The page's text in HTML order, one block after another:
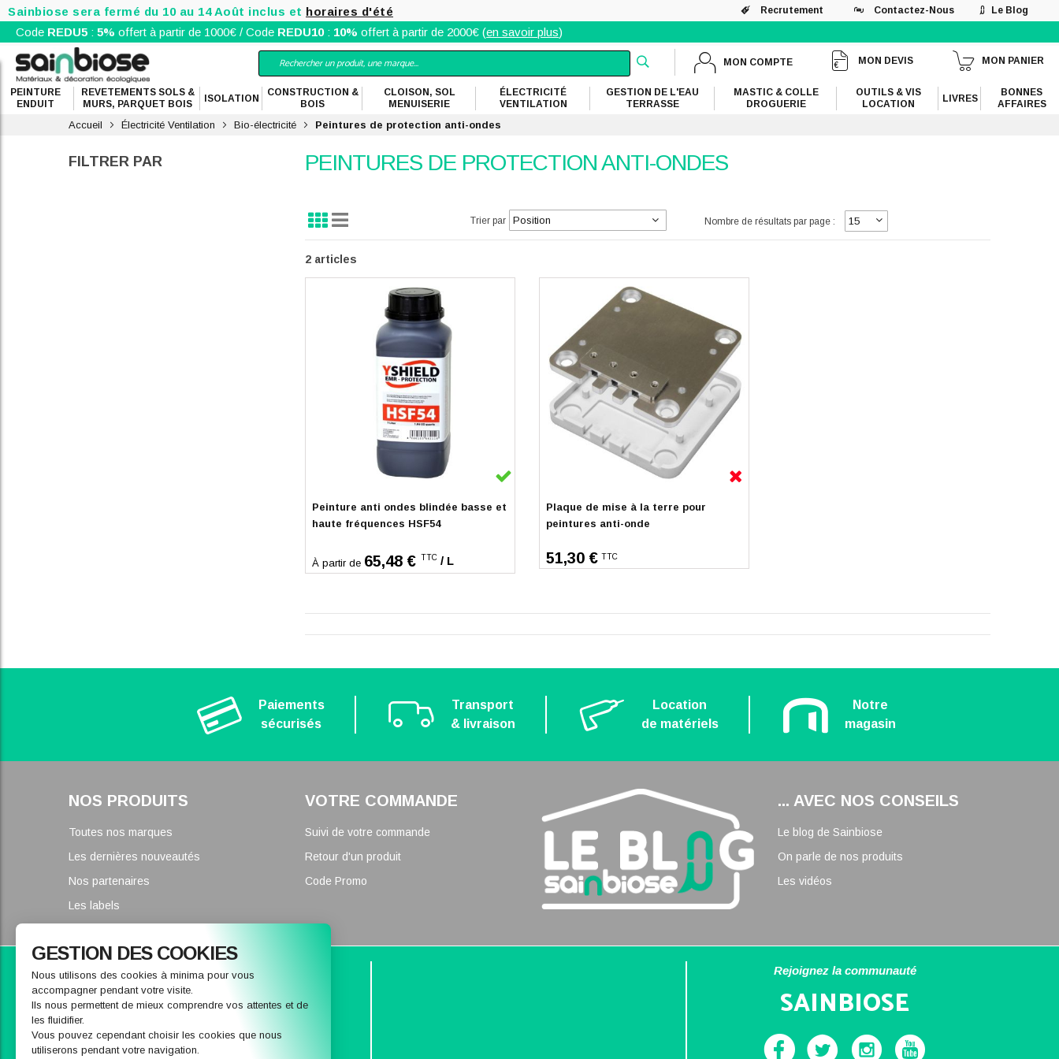
Sainbiose sera fermé du 10 au 14 Août inclus et horaires d'été Recrutement Contactez-Nous Le Blog
Code REDU5 :5% offert à partir de 1000€ / Code REDU10: 10% offert à partir de 2000€ (en savoir plus)
MON COMPTE MON DEVIS MON PANIER
PEINTURE
ENDUIT
REVETEMENTS SOLS &
MURS, PARQUET BOIS
ISOLATION
CONSTRUCTION &
BOIS
CLOISON, SOL
MENUISERIE
ÉLECTRICITÉ
VENTILATION
GESTION DE L'EAU
TERRASSE
MASTIC & COLLE
DROGUERIE
OUTILS & VIS
LOCATION
LIVRES
BONNES
AFFAIRES
Accueil Électricité Ventilation Bio-électricité Peintures de protection anti-ondes
PEINTURES DE PROTECTION ANTI-ONDES
Afficher
en
GrilleListe
Trier par Nombre de résultats par page :
2 articles
Peinture anti ondes blindée basse et
haute fréquences HSF54
À partir de 65,48 € TTC / L
Plaque de mise à la terre pour
peintures anti-onde
51,30 € TTC
FILTRER PAR
Paiements
sécurisés
Transport
& livraison
Location
de matériels
Notre
magasin
NOS PRODUITS
Toutes nos marques
Les dernières nouveautés
Nos partenaires
Les labels
VOTRE COMMANDE
Suivi de votre commande
Retour d'un produit
Code Promo
... AVEC NOS CONSEILS
Le blog de Sainbiose
On parle de nos produits
Les vidéos
Parce que nous pouvons vous conseiller
CONTACTEZ-NOUS
Nous envoyer un message
Rejoignez la communauté
SAINBIOSE
GESTION DES COOKIES
Nous utilisons des cookies à minima pour vous
accompagner pendant votre visite.
Ils nous permettent de mieux comprendre vos attentes et de
les fluidifier.
Vous pouvez cependant choisir les cookies que nous
utiliserons pendant votre navigation.